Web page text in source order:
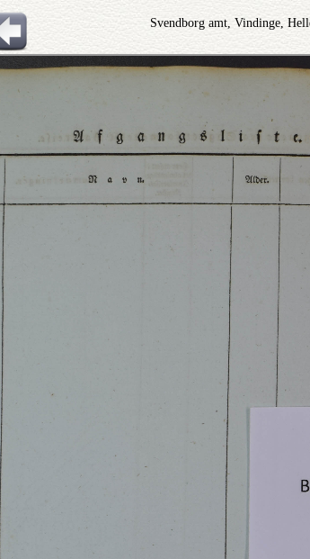
Svendborg amt, Vindinge,